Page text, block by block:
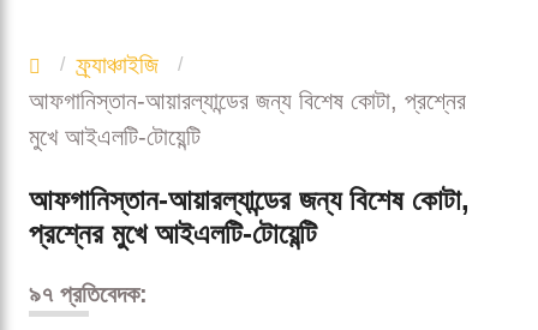
ফ্র্যাঞ্চাইজি
আফগানিস্তান-আয়ারল্যান্ডের জন্য বিশেষ কোটা, প্রশ্নের
মুখে আইএলটি-টোয়েন্টি
আফগানিস্তান-আয়ারল্যান্ডের জন্য বিশেষ কোটা,
প্রশ্নের মুখে আইএলটি-টোয়েন্টি
৯৭ প্রতিবেদক: